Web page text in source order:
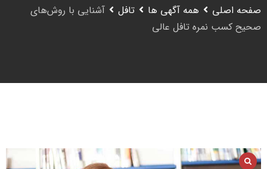
صفحه اصلی همه آگهی ها تافل
آشنایی با روش‌های
صحیح کسب نمره تافل عالی